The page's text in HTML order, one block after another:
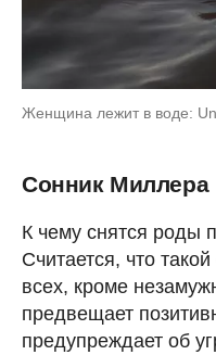
Женщина лежит в воде:
Сонник Миллера
К чему снятся роды
Считается, что
всех, кроме
предвещает
предупреждает об